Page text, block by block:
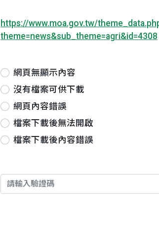
https://www.moa.gov.tw/
theme=news&sub_theme=agri&id=4308
網頁無顯示內容
沒有檔案可供下載
網頁內容錯誤
檔案下載後無法開啟
檔案下載後內容錯誤